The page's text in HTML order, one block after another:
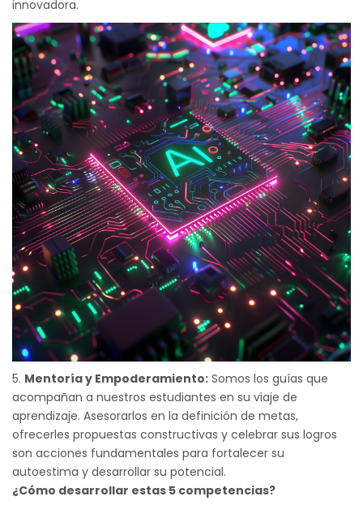
innovadora.
Mentoría y Empoderamiento: Somos los guías que
acompañan a nuestros estudiantes en su viaje de
aprendizaje. Asesorarlos en la definición de metas,
ofrecerles propuestas constructivas y celebrar sus logros
son acciones fundamentales para fortalecer su
autoestima y desarrollar su potencial.
¿Cómo desarrollar estas 5 competencias?